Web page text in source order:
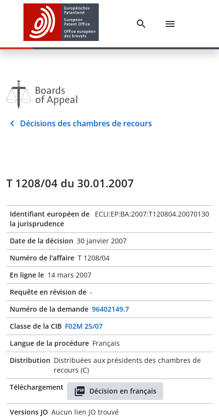
Décisions des chambres de recours
T 1208/04 du 30.01.2007
Identifiant européen de
la jurisprudence
ECLI:EP:BA:2007:T120804.20070130
Date de la décision 30 janvier 2007
Numéro de l'affaire T 1208/04
En ligne le 14 mars 2007
Requête en révision de -
Numéro de la demande 96402149.7
Classe de la CIB F02M 25/07
Langue de la procédure Français
Distribution Distribuées aux présidents des chambres de
recours (C)
Téléchargement
Décision en français
Versions JO Aucun lien JO trouvé